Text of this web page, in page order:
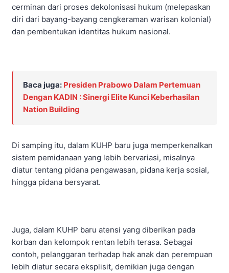
cerminan dari proses dekolonisasi hukum (melepaskan
diri dari bayang-bayang cengkeraman warisan kolonial)
dan pembentukan identitas hukum nasional.
Baca juga: Presiden Prabowo Dalam Pertemuan
Dengan KADIN : Sinergi Elite Kunci Keberhasilan
Nation Building
Di samping itu, dalam KUHP baru juga memperkenalkan
sistem pemidanaan yang lebih bervariasi, misalnya
diatur tentang pidana pengawasan, pidana kerja sosial,
hingga pidana bersyarat.
Juga, dalam KUHP baru atensi yang diberikan pada
korban dan kelompok rentan lebih terasa. Sebagai
contoh, pelanggaran terhadap hak anak dan perempuan
lebih diatur secara eksplisit, demikian juga dengan